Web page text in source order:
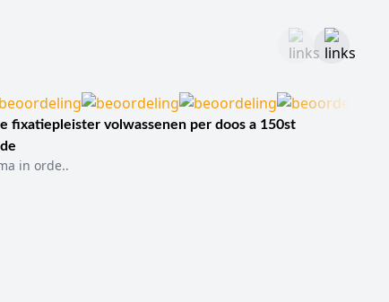
fixatiepleister volwassenen per doos a 150st
in orde..